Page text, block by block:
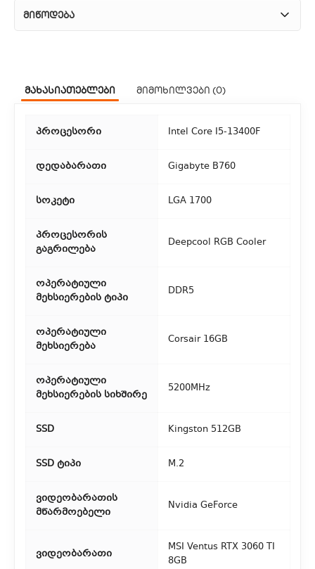
მიწოდება
თბილისის მასშტაბით.
აიღოთ თქვენი შეკვეთა ჩვენი ფილიალიდან.
3. საფოსტო მიწოდება
მიწოდება. მიწოდების დრო დამოკიდებულია
ადგილმდებარეობაზე.
მახასიათებლები მიმოხილვები (0)
პროცესორი Intel Core I5-13400F
დედაბარათი Gigabyte B760
სოკეტი LGA 1700
პროცესორის
გაგრილება
Deepcool RGB Cooler
ოპერატიული
მეხსიერების ტიპი
DDR5
ოპერატიული
მეხსიერება
Corsair 16GB
ოპერატიული
მეხსიერების სიხშირე
5200MHz
SSD Kingston 512GB
SSD ტიპი M.2
ვიდეობარათის
მწარმოებელი
Nvidia GeForce
ვიდეობარათი
MSI Ventus RTX 3060 TI
8GB